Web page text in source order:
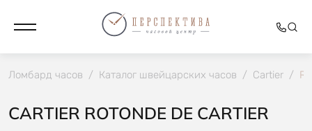
Ломбард часов / Каталог швейцарских часов / Cartier /
CARTIER ROTONDE DE CARTIER